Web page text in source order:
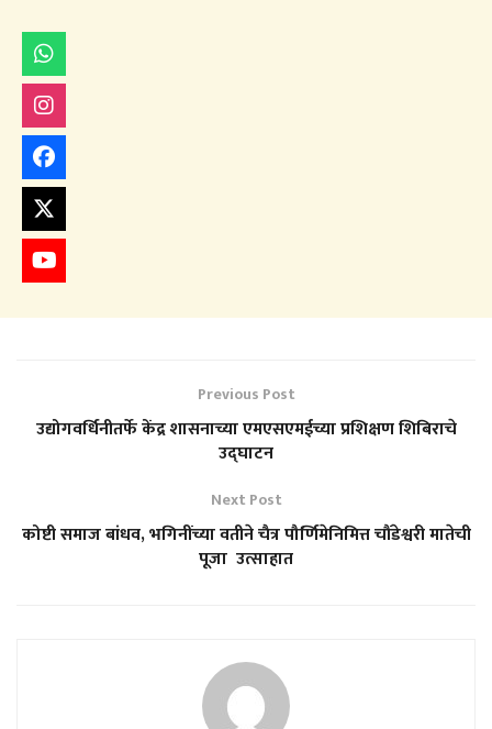
Previous Post
उद्योगवर्धिनीतर्फे केंद्र शासनाच्या एमएसएमईच्या प्रशिक्षण शिबिराचे
उद्घाटन
Next Post
कोष्टी समाज बांधव, भगिनींच्या वतीने चैत्र पौर्णिमेनिमित्त चौंडेश्वरी मातेची
पूजा उत्साहात